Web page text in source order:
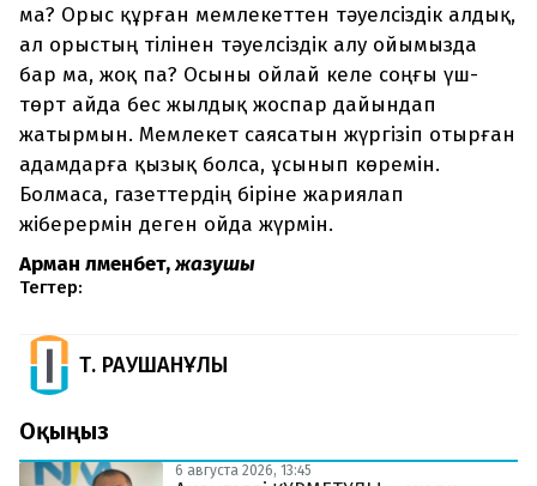
ма? Орыс құрған мемлекеттен тәуелсіздік алдық,
ал орыстың тілінен тәуелсіздік алу ойымызда
бар ма, жоқ па? Осыны ойлай келе соңғы үш-
төрт айда бес жылдық жоспар дайындап
жатырмын. Мемлекет саясатын жүргізіп отырған
адамдарға қызық болса, ұсынып көремін.
Болмаса, газеттердің біріне жариялап
жіберермін деген ойда жүрмін.
Арман Әлменбет,жазушы
Тегтер:
Т. РАУШАНҰЛЫ
Оқыңыз
6 августа 2026, 13:45